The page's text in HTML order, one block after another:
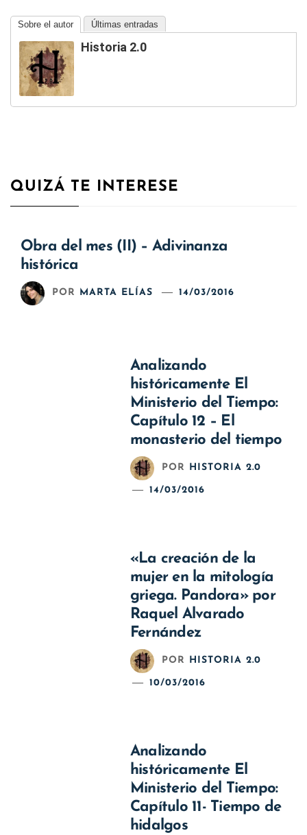
Sobre el autor Últimas entradas
Historia 2.0
QUIZÁ TE INTERESE
Obra del mes (II) – Adivinanza
histórica
POR MARTA ELÍAS 14/03/2016
Analizando
históricamente El
Ministerio del Tiempo:
Capítulo 12 – El
monasterio del tiempo
POR HISTORIA 2.0
14/03/2016
«La creación de la
mujer en la mitología
griega. Pandora» por
Raquel Alvarado
Fernández
POR HISTORIA 2.0
10/03/2016
Analizando
históricamente El
Ministerio del Tiempo:
Capítulo 11- Tiempo de
hidalgos